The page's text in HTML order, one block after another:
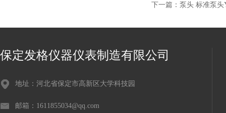
下一篇： 泵头 标准泵头
保定发格仪器仪表制造有限公司
地址：河北省保定市高新区大学科技园
邮箱：1611855034@qq.com